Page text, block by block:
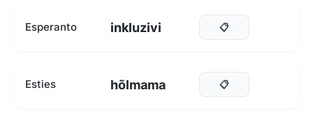
Esperanto inkluzivi 📋
Esties hõlmama 📋